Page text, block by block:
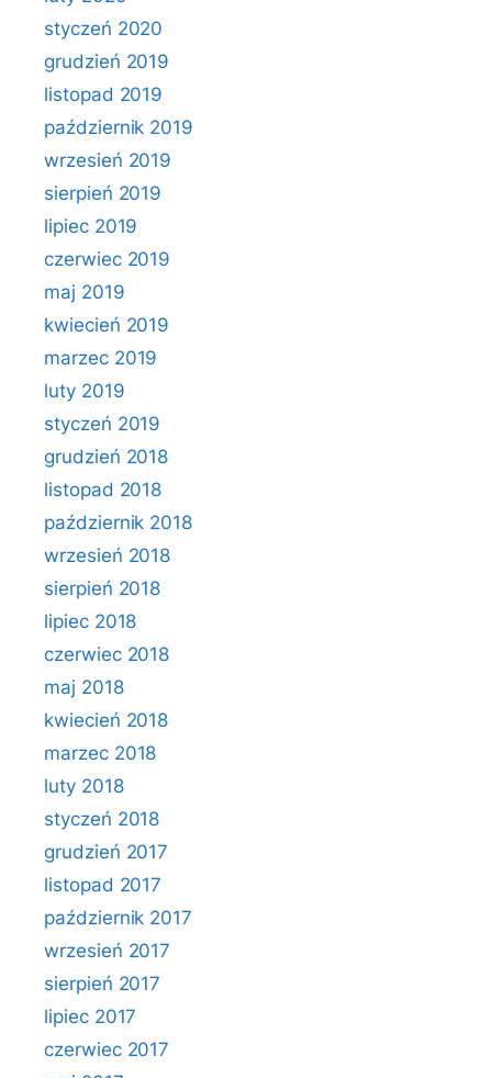
styczeń 2020
grudzień 2019
listopad 2019
październik 2019
wrzesień 2019
sierpień 2019
lipiec 2019
czerwiec 2019
maj 2019
kwiecień 2019
marzec 2019
luty 2019
styczeń 2019
grudzień 2018
listopad 2018
październik 2018
wrzesień 2018
sierpień 2018
lipiec 2018
czerwiec 2018
maj 2018
kwiecień 2018
marzec 2018
luty 2018
styczeń 2018
grudzień 2017
listopad 2017
październik 2017
wrzesień 2017
sierpień 2017
lipiec 2017
czerwiec 2017